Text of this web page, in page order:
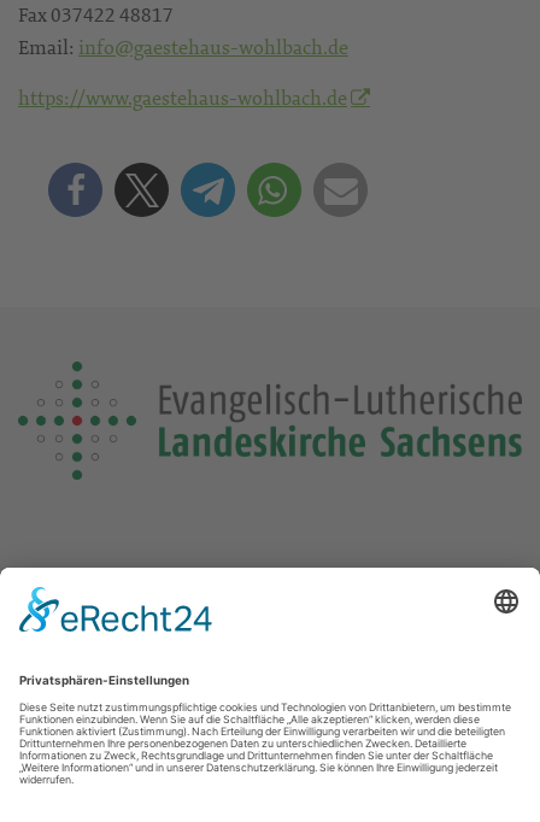
Fax 037422 48817
Email: info@gaestehaus-wohlbach.de
https://www.gaestehaus-wohlbach.de
Die Losung von heute
Die Losungensdatei von diesem Jahr konnte nicht gefunden
werden. Wie das Problem gelöst werden kann, können Sie
hiernachlesen.